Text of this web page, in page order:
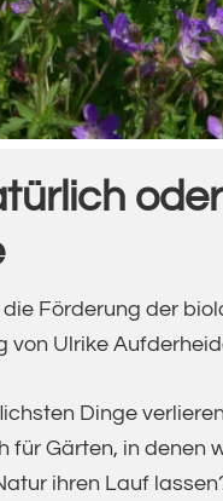
Förderung der
Ulrike
Dinge
für Gärten, in
ihren Lauf